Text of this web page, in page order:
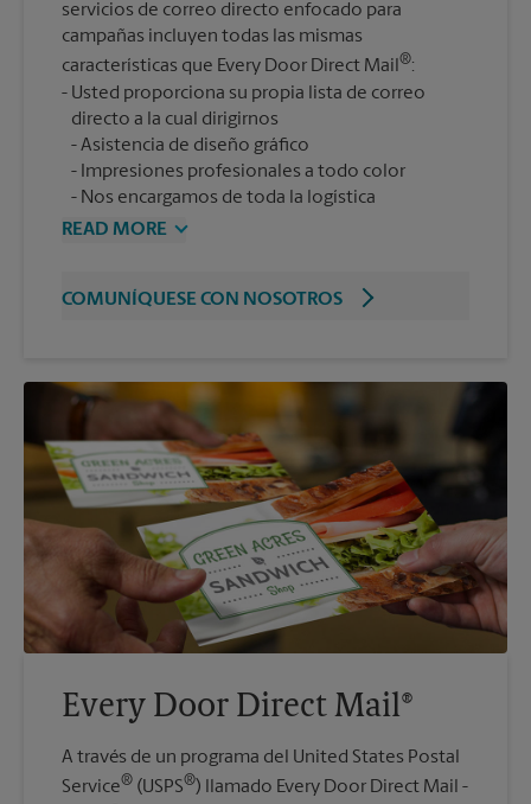
servicios de correo directo enfocado para
campañas incluyen todas las mismas
características que Every Door Direct Mail®:
Usted proporciona su propia lista de correo
Asistencia de diseño gráfico
Impresiones profesionales a todo color
Nos encargamos de toda la logística
READ MORE
COMUNÍQUESE CON NOSOTROS
Every Door Direct Mail®
A través de un programa del United States Postal
Service® (USPS®) llamado Every Door Direct Mail -